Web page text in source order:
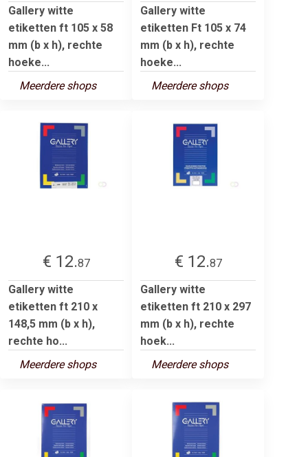
Gallery witte
etiketten ft 105 x 58
mm (b x h), rechte
hoeke...
Meerdere shops
Gallery witte
etiketten Ft 105 x 74
mm (b x h), rechte
hoeke...
Meerdere shops
€ 12.87
Gallery witte
etiketten ft 210 x
148,5 mm (b x h),
rechte ho...
Meerdere shops
€ 12.87
Gallery witte
etiketten ft 210 x 297
mm (b x h), rechte
hoek...
Meerdere shops